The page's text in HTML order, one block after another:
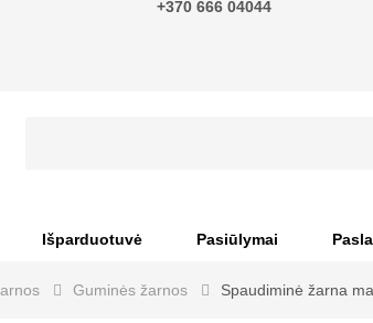
+370 666 04044
Išparduotuvė Pasiūlymai
Guminės žarnos Spaudiminė žarna